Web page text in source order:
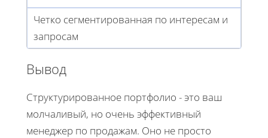
Четко сегментированная по интересам и
запросам
Вывод
Структурированное портфолио - это ваш
молчаливый, но очень эффективный
менеджер по продажам. Оно не просто